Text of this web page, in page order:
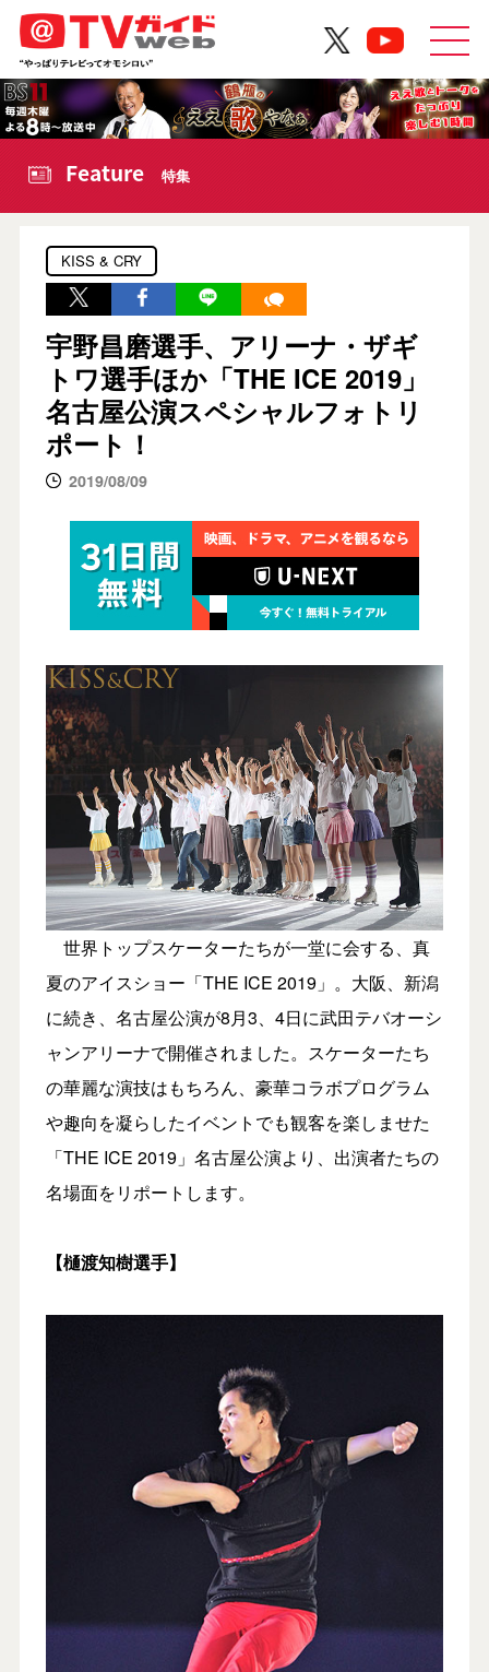
Feature 特集
KISS & CRY
宇野昌磨選手、アリーナ・ザギ
トワ選手ほか「THE ICE 2019」
名古屋公演スペシャルフォトリ
ポート！
2019/08/09
世界トップスケーターたちが一堂に会する、真
夏のアイスショー「THE ICE 2019」。大阪、新潟
に続き、名古屋公演が8月3、4日に武田テバオーシ
ャンアリーナで開催されました。スケーターたち
の華麗な演技はもちろん、豪華コラボプログラム
や趣向を凝らしたイベントでも観客を楽しませた
「THE ICE 2019」名古屋公演より、出演者たちの
名場面をリポートします。
【樋渡知樹選手】